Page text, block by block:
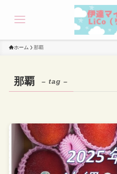
ホーム 那覇
那覇 – tag –